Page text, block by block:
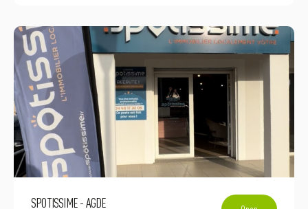
SPOTISSIME - AGDE